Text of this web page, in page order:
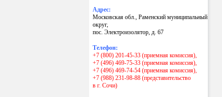
Адрес:
Московская обл., Раменский муниципальный
округ,
пос. Электроизолятор, д. 67
Телефон:
+7 (800) 201-45-33 (приемная комиссия),
+7 (496) 469-75-33 (приемная комиссия),
+7 (496) 469-74-54 (приемная комиссия),
+7 (988) 231-98-88 (представительство
в г. Сочи)